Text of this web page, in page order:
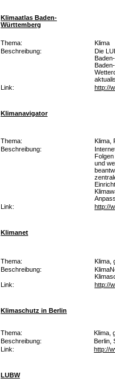
Klimaatlas Baden-
Württemberg
Thema:
Klima
Beschreibung:
Die
Link:
http://
Klimanavigator
Thema:
Klima,
Beschreibung:
und
Link:
http://
Klimanet
Thema:
Klima,
Beschreibung:
Link:
http://
Klimaschutz in Berlin
Thema:
Klima,
Beschreibung:
Berlin,
Link:
http://
LUBW